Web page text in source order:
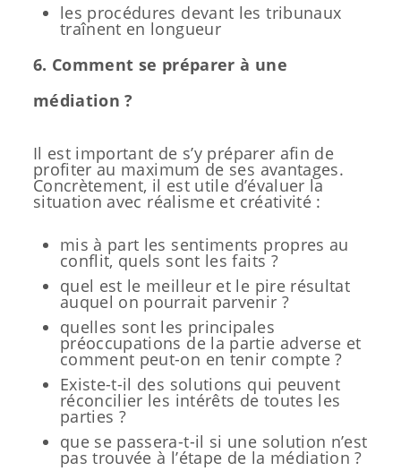
les procédures devant les tribunaux
traînent en longueur
6. Comment se préparer à une
médiation ?
Il est important de s’y préparer afin de
profiter au maximum de ses avantages.
Concrètement, il est utile d’évaluer la
situation avec réalisme et créativité :
mis à part les sentiments propres au
conflit, quels sont les faits ?
quel est le meilleur et le pire résultat
auquel on pourrait parvenir ?
quelles sont les principales
préoccupations de la partie adverse et
comment peut-on en tenir compte ?
Existe-t-il des solutions qui peuvent
réconcilier les intérêts de toutes les
parties ?
que se passera-t-il si une solution n’est
pas trouvée à l’étape de la médiation ?